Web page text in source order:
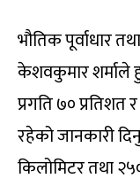
भौतिक पूर्वाधार
केशवकुमार शर्माले
प्रगति ७० प्रतिशत
रहेको जानकारी
किलोमिटर तथा